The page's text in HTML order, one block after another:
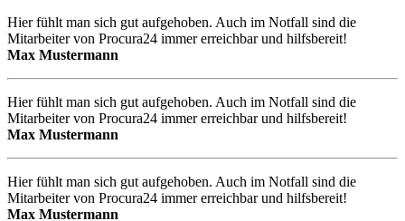
Hier fühlt man sich gut aufgehoben. Auch im Notfall sind die
Mitarbeiter von Procura24 immer erreichbar und hilfsbereit!
Max Mustermann
Hier fühlt man sich gut aufgehoben. Auch im Notfall sind die
Mitarbeiter von Procura24 immer erreichbar und hilfsbereit!
Max Mustermann
Hier fühlt man sich gut aufgehoben. Auch im Notfall sind die
Mitarbeiter von Procura24 immer erreichbar und hilfsbereit!
Max Mustermann